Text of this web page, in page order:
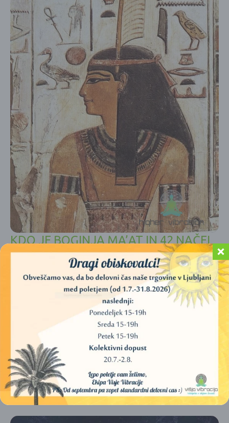
KDO JE BOGINJA MA’AT IN 42 NAČEL
SRCA STAREGA EGIPTA
egipčanska ezoterika,egipt,egypt,enost ,etika greh ,
Ma'at,meditacija,morala ,smrt,zakoni,življenje
Egipčanska mistična šola je častila Maat kot simbol
uravnovešanja notranjih in zunanjih sil, kar je bil temelj za
dosego duhovne rasti in harmonije. Učenje te mistične šole se
je osredotočalo na odkrivanje resnice v sebi in svetu ter na
uresničevanje pravičnih dejanj v vsakdanjem življenju.
VEČ INFORMACIJ